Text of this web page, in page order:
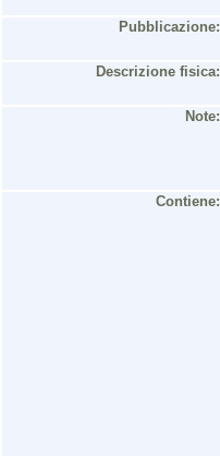
Pubblicazione:
Descrizione fisica:
Note:
Contiene: